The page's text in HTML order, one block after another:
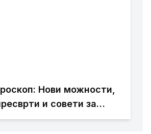
Нови можности,
и совети за
сите хороскопски